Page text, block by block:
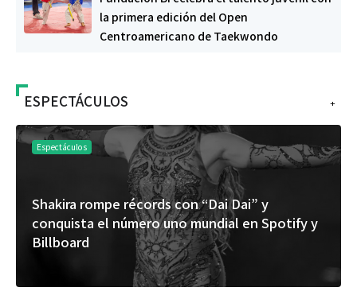
la primera edición del Open
Centroamericano de Taekwondo
+
ESPECTÁCULOS
Espectáculos
Shakira rompe récords con “Dai Dai” y
conquista el número uno mundial en Spotify y
Billboard